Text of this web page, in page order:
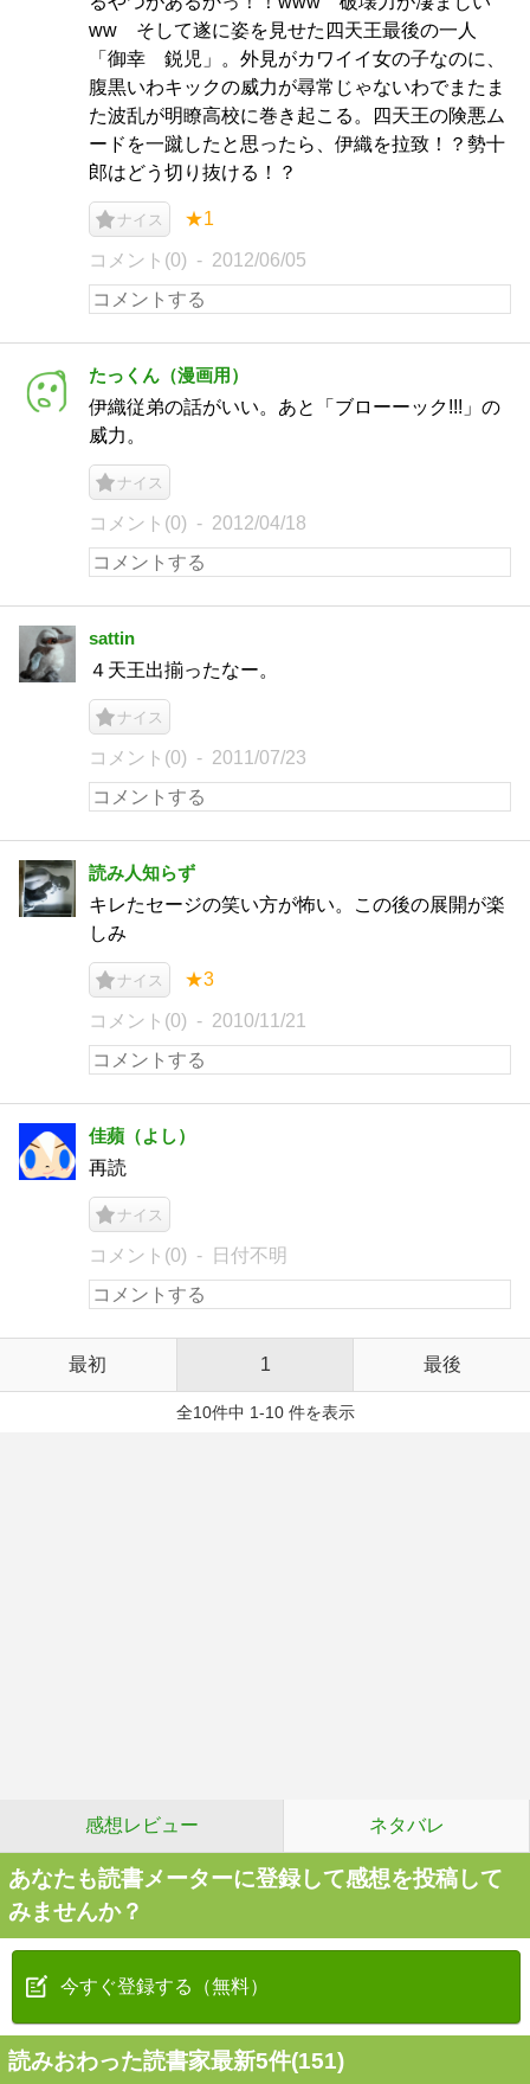
ww そして遂に姿を見せた四天王最後の一人
「御幸 鋭児」。外見がカワイイ女の子なのに、
腹黒いわキックの威力が尋常じゃないわでまたま
た波乱が明瞭高校に巻き起こる。四天王の険悪ム
ードを一蹴したと思ったら、伊織を拉致！？勢十
郎はどう切り抜ける！？
ナイス ★1
コメント(0) 2012/06/05
たっくん（漫画用）
伊織従弟の話がいい。あと「ブローーック!!!」の
威力。
ナイス
コメント(0) 2012/04/18
sattin
４天王出揃ったなー。
ナイス
コメント(0) 2011/07/23
読み人知らず
キレたセージの笑い方が怖い。この後の展開が楽
しみ
ナイス ★3
コメント(0) 2010/11/21
佳蘋（よし）
再読
ナイス
コメント(0) 日付不明
最初 1 最後
全10件中 1-10 件を表示
感想レビュー ネタバレ
あなたも読書メーターに登録して感想を投稿して
みませんか？
今すぐ登録する（無料）
読みおわった読書家最新5件(151)